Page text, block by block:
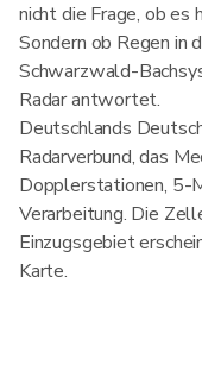
nicht die Frage, ob
Sondern ob Regen in
Schwarzwald-
Radar antwortet.
Deutschlands
Radarverbund, das
Dopplerstationen, 5-
Verarbeitung. Die
Einzugsgebiet
Karte.